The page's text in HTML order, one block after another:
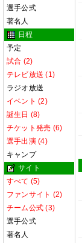
選手公式
著名人
日程
予定
試合 (2)
テレビ放送 (1)
ラジオ放送
イベント (2)
誕生日 (8)
チケット発売 (6)
選手出演 (4)
キャンプ
サイト
すべて (5)
ファンサイト (2)
チーム公式 (3)
選手公式
著名人